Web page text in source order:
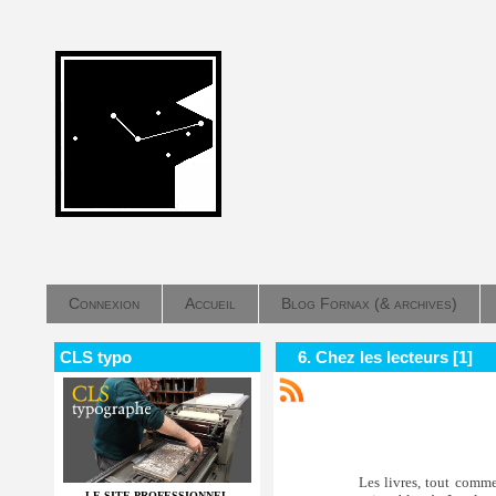
Connexion Accueil Blog Fornax (& archives)
CLS typo 6. Chez les lecteurs [1]
Les livres, tout